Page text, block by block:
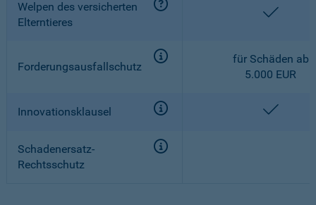
Welpen des versicherten
Elterntieres
Forderungsausfallschutz
für Schäden ab
5.000 EUR
Innovationsklausel
Schadenersatz-
Rechtsschutz